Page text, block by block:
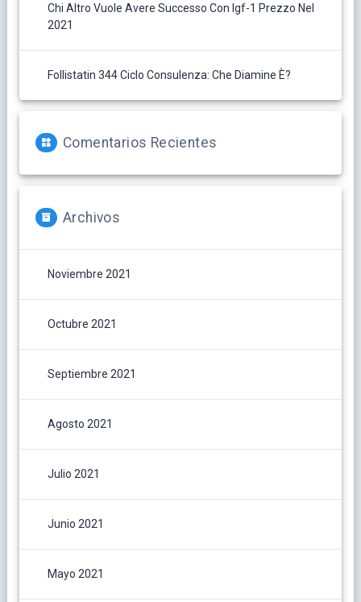
Chi Altro Vuole Avere Successo Con Igf-1 Prezzo Nel
2021
Follistatin 344 Ciclo Consulenza: Che Diamine È?
Comentarios Recientes
Archivos
Noviembre 2021
Octubre 2021
Septiembre 2021
Agosto 2021
Julio 2021
Junio 2021
Mayo 2021